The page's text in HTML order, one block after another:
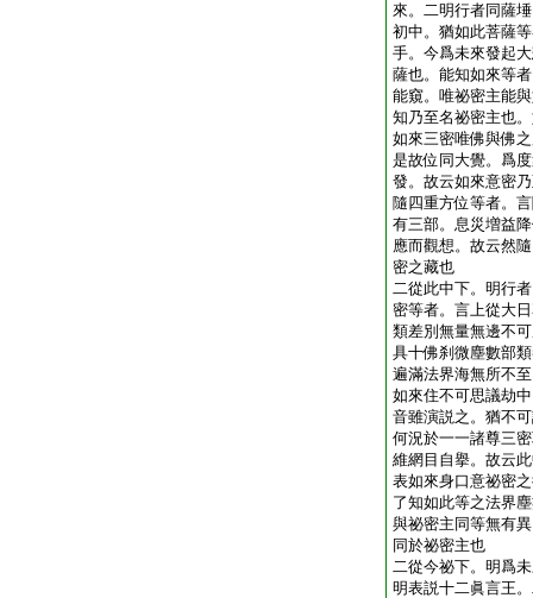
來。二明行者同薩埵
初中。猶如此菩薩
手。今爲未來發起
薩也。能知如來等
能窺。唯祕密主能
知乃至名祕密主也
如來三密唯佛與佛
是故位同大覺。爲
發。故云如來意密
隨四重方位等者。
有三部。息災増益
應而觀想。故云然
密之藏也
二從此中下。明行
密等者。言上從大
類差別無量無邊不
具十佛刹微塵數部
遍滿法界海無所不
如來住不可思議劫
音雖演説之。猶不
何況於一一諸尊三
維網目自擧。故云
表如來身口意祕密
了知如此等之法界
與祕密主同等無有
同於祕密主也
二從今祕下。明爲
明表説十二眞言王